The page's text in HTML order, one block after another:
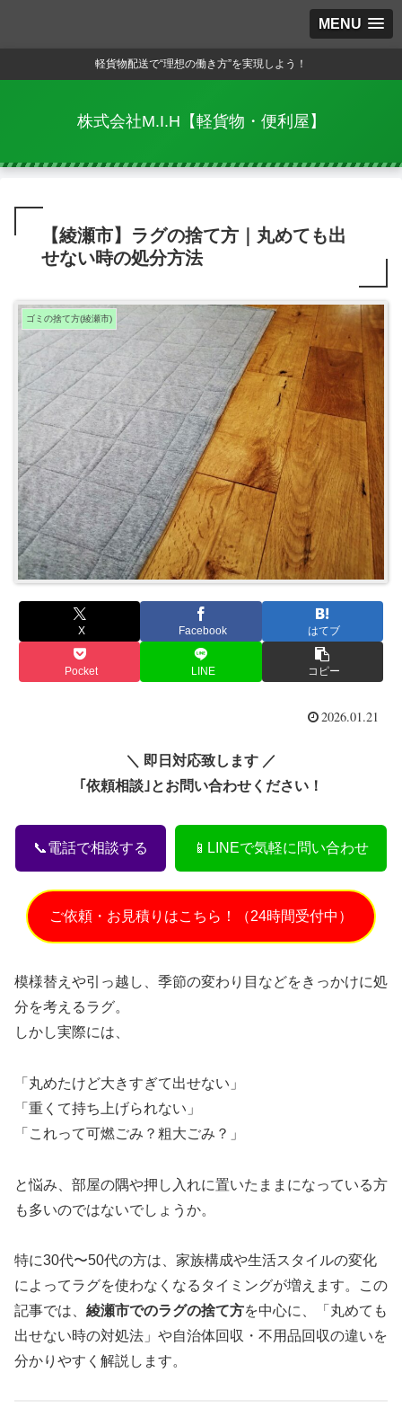
MENU
軽貨物配送で“理想の働き方”を実現しよう！
株式会社M.I.H【軽貨物・便利屋】
【綾瀬市】ラグの捨て方｜丸めても出
せない時の処分方法
ゴミの捨て方(綾瀬市)
X Facebook はてブ
Pocket LINE コピー
2026.01.21
＼ 即日対応致します ／
｢依頼相談｣とお問い合わせください！
📞電話で相談する 📱LINEで気軽に問い合わせ
ご依頼・お見積りはこちら！（24時間受付中）
模様替えや引っ越し、季節の変わり目などをきっかけに処
分を考えるラグ。
しかし実際には、
「丸めたけど大きすぎて出せない」
「重くて持ち上げられない」
「これって可燃ごみ？粗大ごみ？」
と悩み、部屋の隅や押し入れに置いたままになっている方
も多いのではないでしょうか。
特に30代〜50代の方は、家族構成や生活スタイルの変化
によってラグを使わなくなるタイミングが増えます。この
記事では、 綾瀬市でのラグの捨て方を中心に、「丸めても
出せない時の対処法」や自治体回収・不用品回収の違いを
分かりやすく解説します。